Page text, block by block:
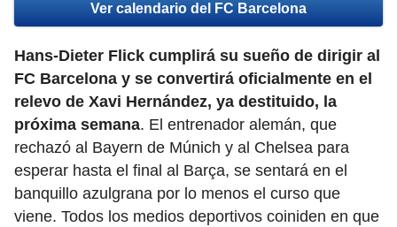
Ver calendario del FC Barcelona
Hans-Dieter Flick cumplirá su sueño de dirigir al
FC Barcelona y se convertirá oficialmente en el
relevo de Xavi Hernández, ya destituido, la
próxima semana. El entrenador alemán, que
rechazó al Bayern de Múnich y al Chelsea para
esperar hasta el final al Barça, se sentará en el
banquillo azulgrana por lo menos el curso que
viene. Todos los medios deportivos coiniden en que